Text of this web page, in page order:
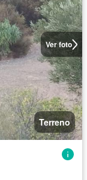
Ver foto
Terreno